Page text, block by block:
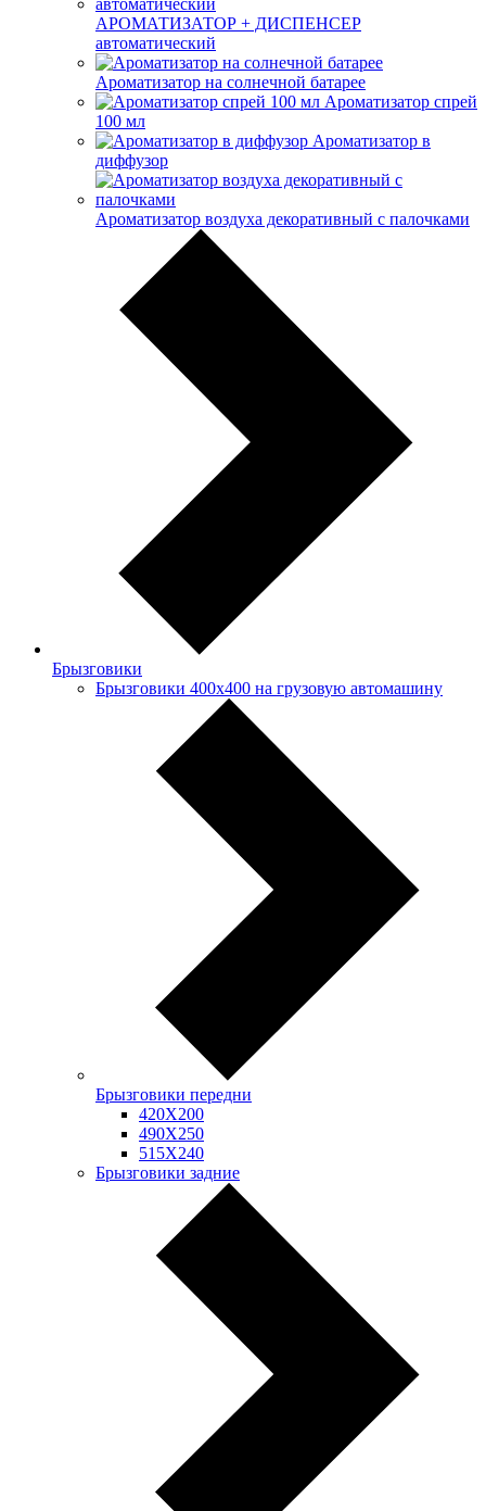
АРОМАТИЗАТОР + ДИСПЕНСЕР
автоматический
Ароматизатор на солнечной батарее
Ароматизатор спрей
100 мл
Ароматизатор в
диффузор
Ароматизатор воздуха декоративный с палочками
Брызговики
Брызговики 400х400 на грузовую автомашину
Брызговики передни
420Х200
490Х250
515Х240
Брызговики задние